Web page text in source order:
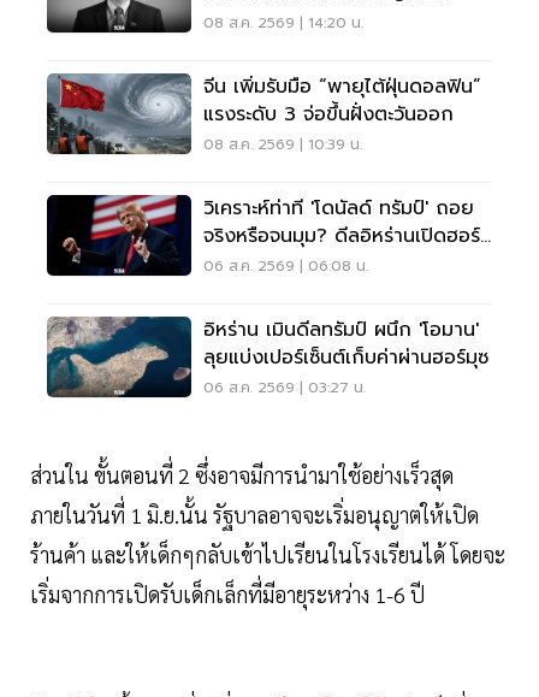
08 ส.ค. 2569 | 14:20 น.
จีน เพิ่มรับมือ “พายุไต้ฝุ่นดอลฟิน”
แรงระดับ 3 จ่อขึ้นฝั่งตะวันออก
08 ส.ค. 2569 | 10:39 น.
วิเคราะห์ท่าที 'โดนัลด์ ทรัมป์' ถอย
จริงหรือจนมุม? ดีลอิหร่านเปิดฮอร์
มุซ
06 ส.ค. 2569 | 06:08 น.
อิหร่าน เมินดีลทรัมป์ ผนึก 'โอมาน'
ลุยแบ่งเปอร์เซ็นต์เก็บค่าผ่านฮอร์มุซ
06 ส.ค. 2569 | 03:27 น.
ส่วนใน ขั้นตอนที่ 2 ซึ่งอาจมีการนำมาใช้อย่างเร็วสุด
ภายในวันที่ 1 มิ.ย.นั้น รัฐบาลอาจจะเริ่มอนุญาตให้เปิด
ร้านค้า และให้เด็กๆกลับเข้าไปเรียนในโรงเรียนได้ โดยจะ
เริ่มจากการเปิดรับเด็กเล็กที่มีอายุระหว่าง 1-6 ปี